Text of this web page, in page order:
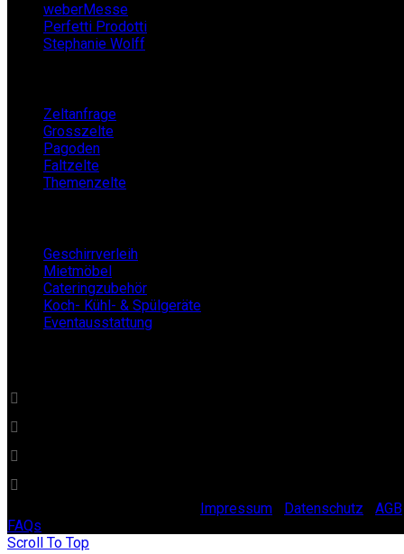
weberMesse
Perfetti Prodotti
Stephanie Wolff
Zeltanfrage
Grosszelte
Pagoden
Faltzelte
Themenzelte
Geschirrverleih
Mietmöbel
Cateringzubehör
Koch- Kühl- & Spülgeräte
Eventausstattung
Impressum Datenschutz AGB
FAQs
Scroll To Top